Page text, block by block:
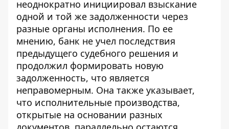
неоднократно инициировал взыскание
одной и той же задолженности через
разные органы исполнения. По ее
мнению, банк не учел последствия
предыдущего судебного решения и
продолжил формировать новую
задолженность, что является
неправомерным. Она также указывает,
что исполнительные производства,
открытые на основании разных